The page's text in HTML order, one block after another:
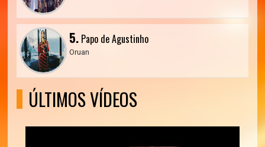
5. Papo de Agustinho
Oruan
ÚLTIMOS VÍDEOS